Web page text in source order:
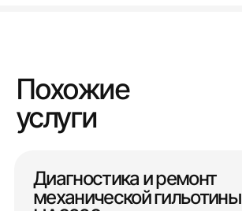
Похожие
услуги
Диагностика и ремонт
механической гильотины